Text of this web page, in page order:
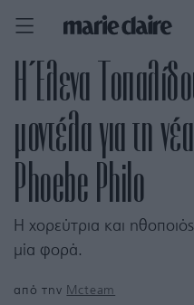
Η Έλενα
μοντέλα για τη
Phoebe Philo
H χορεύτρια και
μία φορά.
από την Mcteam